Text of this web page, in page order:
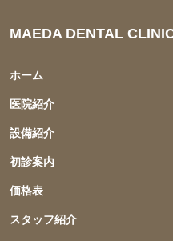
MAEDA DENTAL
ホーム
医院紹介
設備紹介
初診案内
価格表
スタッフ紹介